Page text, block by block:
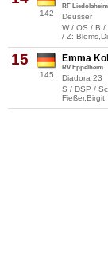
142
RF Liedolsheim
Deusser
W / OS / B /
/ Z:
15
145
Emma
RV Eppelheim
Diadora 23
S / DSP /
Fießer,Birgit